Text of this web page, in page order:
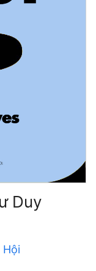
Duy
Hội